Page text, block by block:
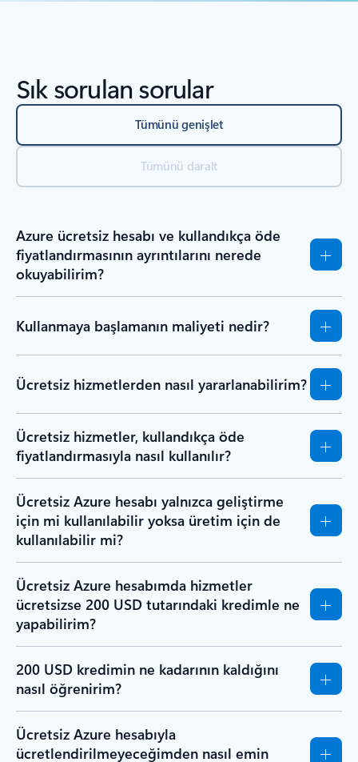
Sık sorulan sorular
Tümünü genişlet
Tümünü daralt
Azure ücretsiz hesabı ve kullandıkça öde
fiyatlandırmasının ayrıntılarını nerede
okuyabilirim?
Kullanmaya başlamanın maliyeti nedir?
Ücretsiz hizmetlerden nasıl yararlanabilirim?
Ücretsiz hizmetler, kullandıkça öde
fiyatlandırmasıyla nasıl kullanılır?
Ücretsiz Azure hesabı yalnızca geliştirme
için mi kullanılabilir yoksa üretim için de
kullanılabilir mi?
Ücretsiz Azure hesabımda hizmetler
ücretsizse 200 USD tutarındaki kredimle ne
yapabilirim?
200 USD kredimin ne kadarının kaldığını
nasıl öğrenirim?
Ücretsiz Azure hesabıyla
ücretlendirilmeyeceğimden nasıl emin